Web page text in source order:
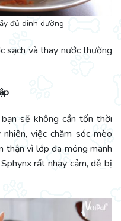
đủ dinh dưỡng
sạch và thay nước thường
sẽ không cần tốn thời
việc chăm sóc mèo
thận vì lớp da mỏng manh
rất nhạy cảm, dễ bị